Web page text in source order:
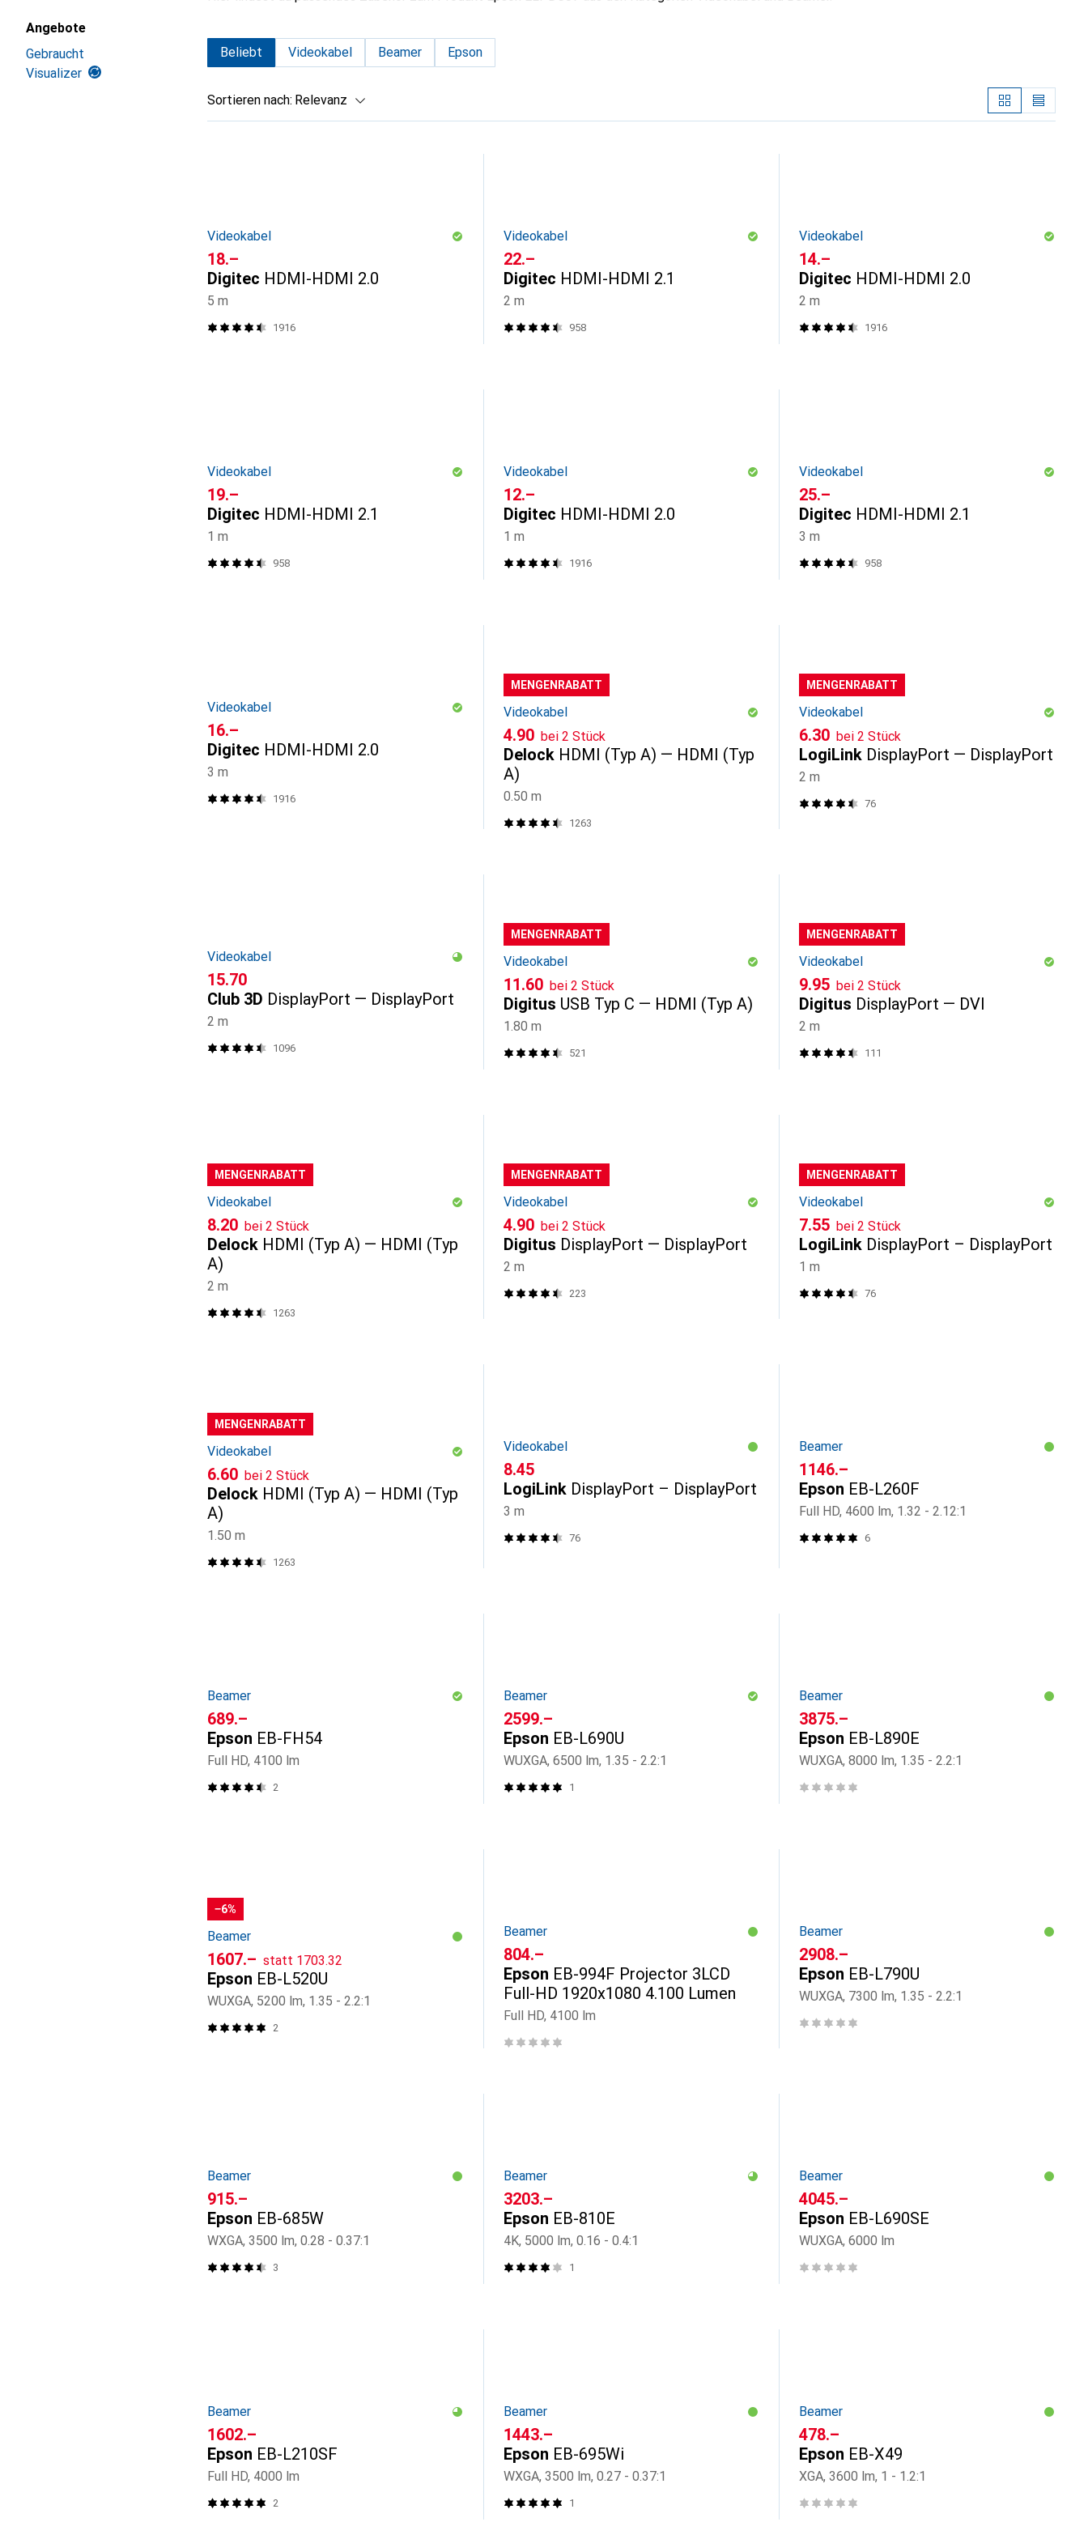
Angebote
Gebraucht
Visualizer
Beliebt Videokabel Beamer Epson
Sortieren nach: Relevanz
Videokabel
CHF
18.–
Digitec HDMI-HDMI 2.0
5 m
1916
Videokabel
CHF
22.–
Digitec HDMI-HDMI 2.1
2 m
958
Videokabel
CHF
14.–
Digitec HDMI-HDMI 2.0
2 m
1916
Videokabel
CHF
19.–
Digitec HDMI-HDMI 2.1
1 m
958
Videokabel
CHF
12.–
Digitec HDMI-HDMI 2.0
1 m
1916
Videokabel
CHF
25.–
Digitec HDMI-HDMI 2.1
3 m
958
Videokabel
CHF
16.–
Digitec HDMI-HDMI 2.0
3 m
1916
MENGENRABATT
Videokabel
CHF
4.90 bei 2 Stück
Delock HDMI (Typ A) — HDMI (Typ
A)
0.50 m
1263
MENGENRABATT
Videokabel
CHF
6.30 bei 2 Stück
LogiLink DisplayPort — DisplayPort
2 m
76
Videokabel
CHF
15.70
Club 3D DisplayPort — DisplayPort
2 m
1096
MENGENRABATT
Videokabel
CHF
11.60 bei 2 Stück
Digitus USB Typ C — HDMI (Typ A)
1.80 m
521
MENGENRABATT
Videokabel
CHF
9.95 bei 2 Stück
Digitus DisplayPort — DVI
2 m
111
MENGENRABATT
Videokabel
CHF
8.20 bei 2 Stück
Delock HDMI (Typ A) — HDMI (Typ
A)
2 m
1263
MENGENRABATT
Videokabel
CHF
4.90 bei 2 Stück
Digitus DisplayPort — DisplayPort
2 m
223
MENGENRABATT
Videokabel
CHF
7.55 bei 2 Stück
LogiLink DisplayPort – DisplayPort
1 m
76
MENGENRABATT
Videokabel
CHF
6.60 bei 2 Stück
Delock HDMI (Typ A) — HDMI (Typ
A)
1.50 m
1263
Videokabel
CHF
8.45
LogiLink DisplayPort – DisplayPort
3 m
76
Beamer
CHF
1146.–
Epson EB-L260F
Full HD, 4600 lm, 1.32 - 2.12:1
6
Beamer
CHF
689.–
Epson EB-FH54
Full HD, 4100 lm
2
Beamer
CHF
2599.–
Epson EB-L690U
WUXGA, 6500 lm, 1.35 - 2.2:1
1
Beamer
CHF
3875.–
Epson EB-L890E
WUXGA, 8000 lm, 1.35 - 2.2:1
−6%
Beamer
CHF
1607.– statt CHF
1703.32
Epson EB-L520U
WUXGA, 5200 lm, 1.35 - 2.2:1
2
Beamer
CHF
804.–
Epson EB-994F Projector 3LCD
Full-HD 1920x1080 4.100 Lumen
Full HD, 4100 lm
Beamer
CHF
2908.–
Epson EB-L790U
WUXGA, 7300 lm, 1.35 - 2.2:1
Beamer
CHF
915.–
Epson EB-685W
WXGA, 3500 lm, 0.28 - 0.37:1
3
Beamer
CHF
3203.–
Epson EB-810E
4K, 5000 lm, 0.16 - 0.4:1
1
Beamer
CHF
4045.–
Epson EB-L690SE
WUXGA, 6000 lm
Beamer
CHF
1602.–
Epson EB-L210SF
Full HD, 4000 lm
2
Beamer
CHF
1443.–
Epson EB-695Wi
WXGA, 3500 lm, 0.27 - 0.37:1
1
Beamer
CHF
478.–
Epson EB-X49
XGA, 3600 lm, 1 - 1.2:1